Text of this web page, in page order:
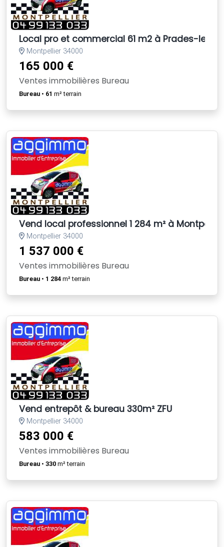
Local pro et commercial 61 m2 à Prades-le-Lez
Montpellier 34000
165 000 €
Ventes immobilières Bureau
Bureau • 61 m² terrain
Vend local professionnel 1 284 m² à Montpellier
Montpellier 34000
1 537 000 €
Ventes immobilières Bureau
Bureau • 1 284 m² terrain
Vend entrepôt & bureau 330m² ZFU
Montpellier 34000
583 000 €
Ventes immobilières Bureau
Bureau • 330 m² terrain